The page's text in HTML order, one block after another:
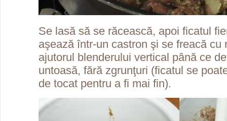
Se lasă să se răcească, apoi ficatul
aşează într-un castron şi se freacă cu
ajutorul blenderului vertical până ce
untoasă, fără zgrunţuri (ficatul se
de tocat pentru a fi mai fin).